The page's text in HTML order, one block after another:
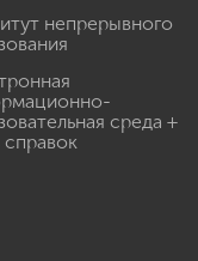
непрерывного
среда +
справок